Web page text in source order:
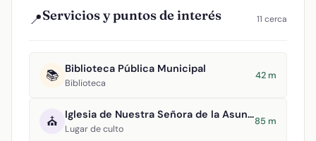
📍Servicios y puntos de interés 11 cerca
📚 Biblioteca Pública Municipal
Biblioteca
42 m
⛪ Iglesia de Nuestra Señora de la Asunción
Lugar de culto
85 m